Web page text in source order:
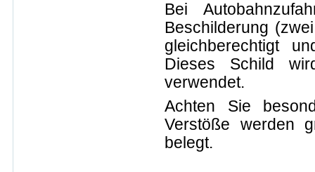
Bei
Beschilderung
gleichberechtigt
Dieses Schild
verwendet.
Achten Sie
Verstöße werden
belegt.